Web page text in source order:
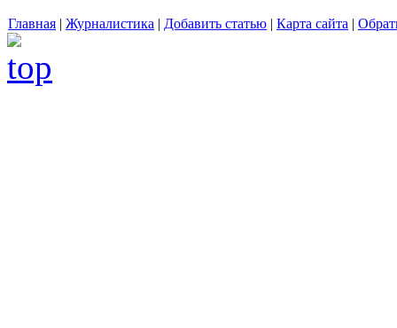
Главная | Журналистика | Добавить статью | Карта сайта |